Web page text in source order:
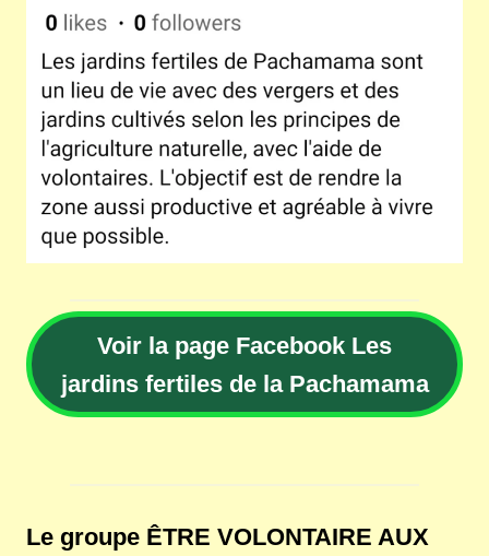
Voir la page Facebook Les
jardins fertiles de la Pachamama
Le groupe ÊTRE VOLONTAIRE AUX